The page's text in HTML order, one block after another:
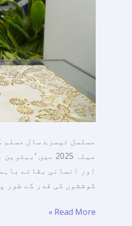
مسلسل تیسرے سال مسلم
میلہ 2025
اور انسانی بقائے
کوششوں کی قدر کے طور
ایوارڈ
حاصل
کیا۔
Read More »